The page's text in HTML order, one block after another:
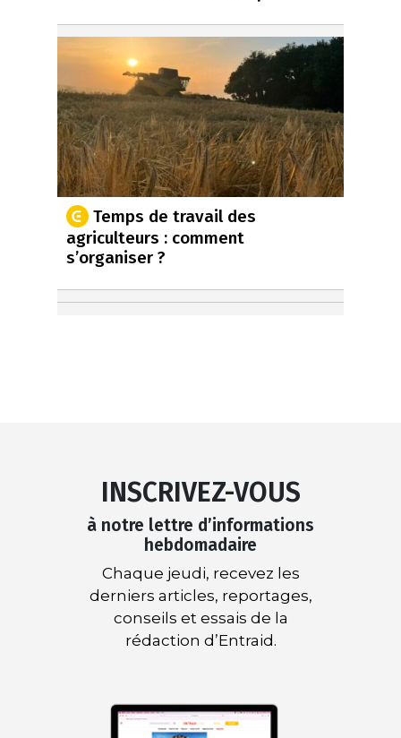
Temps de travail des
agriculteurs : comment
s’organiser ?
INSCRIVEZ-VOUS
à notre lettre d’informations
hebdomadaire
Chaque jeudi, recevez les
derniers articles, reportages,
conseils et essais de la
rédaction d’Entraid.